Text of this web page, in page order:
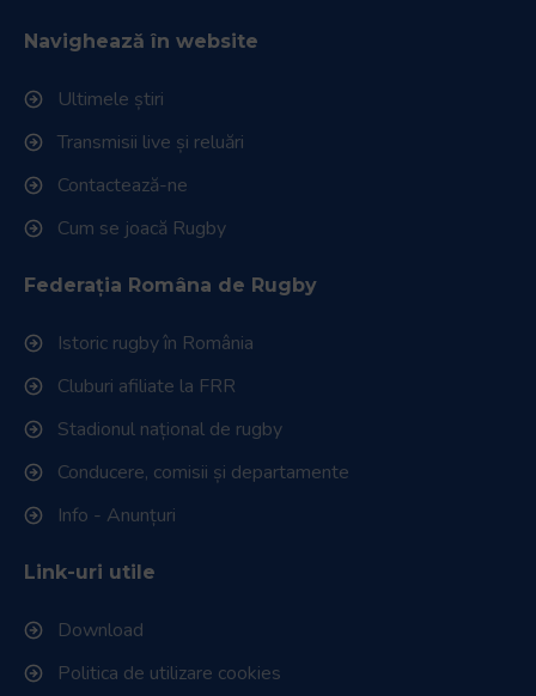
Navighează în website
Ultimele știri
Transmisii live și reluări
Contactează-ne
Cum se joacă Rugby
Federația Româna de Rugby
Istoric rugby în România
Cluburi afiliate la FRR
Stadionul național de rugby
Conducere, comisii și departamente
Info - Anunțuri
Link-uri utile
Download
Politica de utilizare cookies